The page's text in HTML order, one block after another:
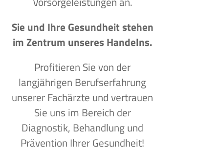
Sie und Ihre Gesundheit stehen
im Zentrum unseres Handelns.
Profitieren Sie von der
langjährigen Berufserfahrung
unserer Fachärzte und vertrauen
Sie uns im Bereich der
Diagnostik, Behandlung und
Prävention Ihrer Gesundheit!